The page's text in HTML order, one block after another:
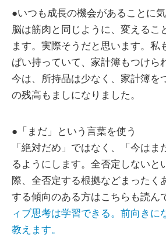
●いつも成長の機会があることに気
脳は筋肉と同じように、変えるこ
ます。実際そうだと思います。私
ぱい持っていて、家計簿もつけら
今は、所持品は少なく、家計簿を
の残高もましになりました。
●「まだ」という言葉を使う
「絶対だめ」ではなく、「今はま
るようにします。全否定しないと
際、全否定する根拠などまったく
する傾向のある方はこちらも読ん
ィブ思考は学習できる。前向きに
教えます。